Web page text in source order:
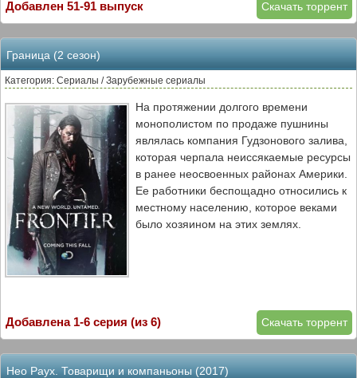
Скачать торрент
Добавлен 51-91 выпуск
Граница (2 сезон)
Категория: Сериалы / Зарубежные сериалы
На протяжении долгого времени
монополистом по продаже пушнины
являлась компания Гудзонового залива,
которая черпала неиссякаемые ресурсы
в ранее неосвоенных районах Америки.
Ее работники беспощадно относились к
местному населению, которое веками
было хозяином на этих землях.
Скачать торрент
Добавлена 1-6 серия (из 6)
Нео Раух. Товарищи и компаньоны (2017)